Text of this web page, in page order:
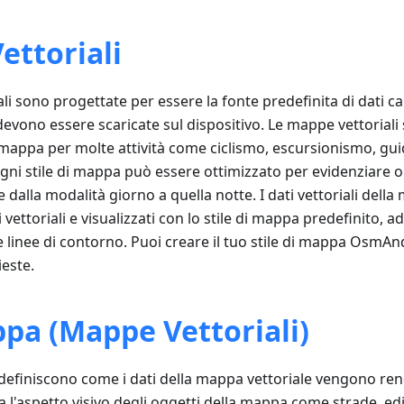
sono progettate per essere la fonte predefinita di dati
essere scaricate sul dispositivo. Le mappe
per molte attività come ciclismo, escursionismo,
stile di mappa può essere ottimizzato per evidenziare
dalla modalità giorno a quella notte. I dati vettoriali della
e visualizzati con lo stile di mappa predefinito,
di contorno. Puoi creare il tuo stile di mappa
(Mappe Vettoriali)
come i dati della mappa vettoriale vengono